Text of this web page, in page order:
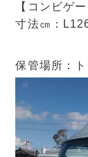
【コンビゲー
寸法㎝：
保管場所：